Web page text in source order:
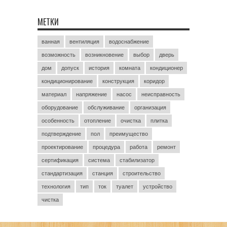
МЕТКИ
ванная вентиляция водоснабжение
возможность возникновение выбор дверь
дом допуск история комната кондиционер
кондиционирование конструкция коридор
материал напряжение насос неисправность
оборудование обслуживание организация
особенность отопление очистка плитка
подтверждение пол преимущество
проектирование процедура работа ремонт
сертификация система стабилизатор
стандартизация станция строительство
технология тип ток туалет устройство
чистка